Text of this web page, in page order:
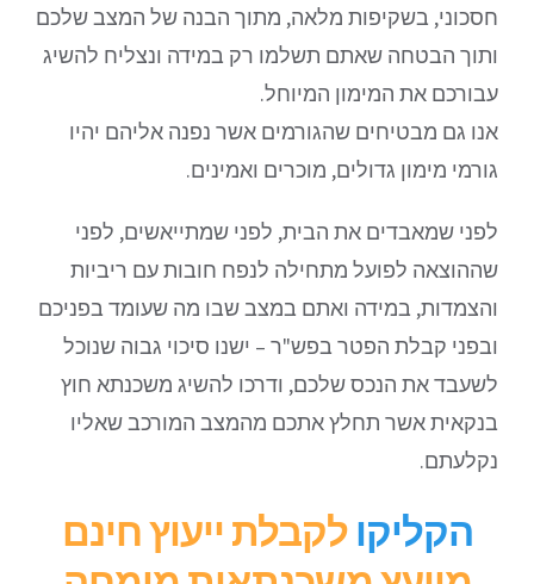
חסכוני, בשקיפות מלאה, מתוך הבנה של המצב שלכם
ותוך הבטחה שאתם תשלמו רק במידה ונצליח להשיג
עבורכם את המימון המיוחל.
אנו גם מבטיחים שהגורמים אשר נפנה אליהם יהיו
גורמי מימון גדולים, מוכרים ואמינים.
לפני שמאבדים את הבית, לפני שמתייאשים, לפני
שההוצאה לפועל מתחילה לנפח חובות עם ריביות
והצמדות, במידה ואתם במצב שבו מה שעומד בפניכם
ובפני קבלת הפטר בפש"ר – ישנו סיכוי גבוה שנוכל
לשעבד את הנכס שלכם, ודרכו להשיג משכנתא חוץ
בנקאית אשר תחלץ אתכם מהמצב המורכב שאליו
נקלעתם.
הקליקולקבלת ייעוץ חינם